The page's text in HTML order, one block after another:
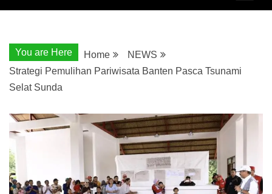
You are Here Home
NEWS
Strategi Pemulihan Pariwisata Banten Pasca Tsunami
Selat Sunda